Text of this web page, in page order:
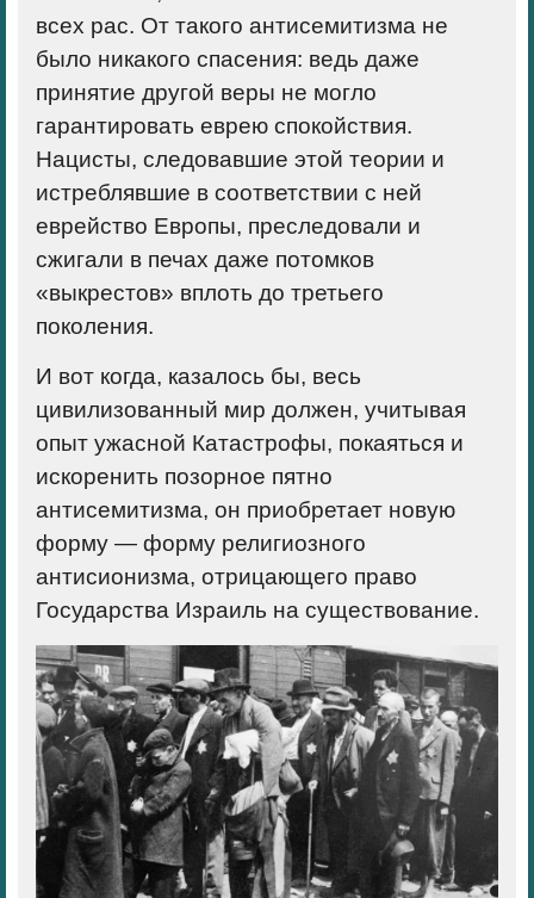
всех рас. От такого антисемитизма не
было никакого спасения: ведь даже
принятие другой веры не могло
гарантировать еврею спокойствия.
Нацисты, следовавшие этой теории и
истреблявшие в соответствии с ней
еврейство Европы, преследовали и
сжигали в печах даже потомков
«выкрестов» вплоть до третьего
поколения.
И вот когда, казалось бы, весь
цивилизованный мир должен, учитывая
опыт ужасной Катастрофы, покаяться и
искоренить позорное пятно
антисемитизма, он приобретает новую
форму — форму религиозного
антисионизма, отрицающего право
Государства Израиль на существование.